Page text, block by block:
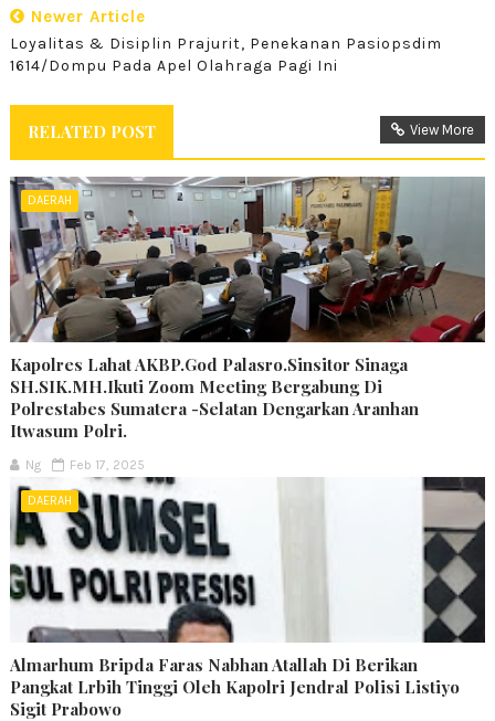
Newer Article
Loyalitas & Disiplin Prajurit, Penekanan Pasiopsdim
1614/Dompu Pada Apel Olahraga Pagi Ini
RELATED POST View More
DAERAH
Kapolres Lahat AKBP.God Palasro.Sinsitor Sinaga
SH.SIK.MH.Ikuti Zoom Meeting Bergabung Di
Polrestabes Sumatera -Selatan Dengarkan Aranhan
Itwasum Polri.
Ng Feb 17, 2025
DAERAH
Almarhum Bripda Faras Nabhan Atallah Di Berikan
Pangkat Lrbih Tinggi Oleh Kapolri Jendral Polisi Listiyo
Sigit Prabowo